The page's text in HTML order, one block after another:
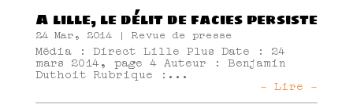
A lille, le délit de facies persiste
24 Mar, 2014 | Revue de presse
Média : Direct Lille Plus Date : 24
mars 2014, page 4 Auteur : Benjamin
Duthoit Rubrique :...
- Lire -